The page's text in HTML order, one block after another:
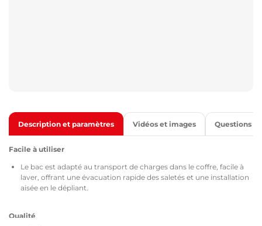
Description et paramètres Vidéos et images Questions
Facile à utiliser
Le bac est adapté au transport de charges dans le coffre, facile à
laver, offrant une évacuation rapide des saletés et une installation
aisée en le dépliant.
Qualité